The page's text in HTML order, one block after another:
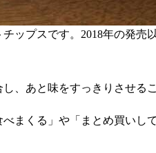
ップスです。2018年の発
、あと味をすっきりさせる
まくる」や「まとめ買い